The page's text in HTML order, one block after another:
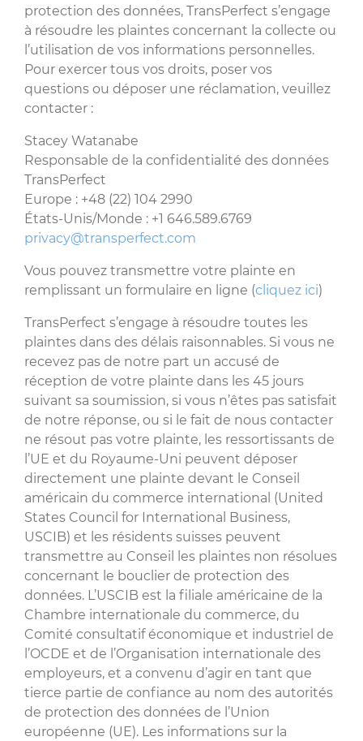
protection des données, TransPerfect s’engage
à résoudre les plaintes concernant la collecte ou
l’utilisation de vos informations personnelles.
Pour exercer tous vos droits, poser vos
questions ou déposer une réclamation, veuillez
contacter :
Stacey Watanabe
Responsable de la confidentialité des données
TransPerfect
Europe : +48 (22) 104 2990
États-Unis/Monde : +1 646.589.6769
privacy@transperfect.com
Vous pouvez transmettre votre plainte en
remplissant un formulaire en ligne (cliquez ici)
TransPerfect s’engage à résoudre toutes les
plaintes dans des délais raisonnables. Si vous ne
recevez pas de notre part un accusé de
réception de votre plainte dans les 45 jours
suivant sa soumission, si vous n’êtes pas satisfait
de notre réponse, ou si le fait de nous contacter
ne résout pas votre plainte, les ressortissants de
l’UE et du Royaume-Uni peuvent déposer
directement une plainte devant le Conseil
américain du commerce international (United
States Council for International Business,
USCIB) et les résidents suisses peuvent
transmettre au Conseil les plaintes non résolues
concernant le bouclier de protection des
données. L’USCIB est la filiale américaine de la
Chambre internationale du commerce, du
Comité consultatif économique et industriel de
l’OCDE et de l’Organisation internationale des
employeurs, et a convenu d’agir en tant que
tierce partie de confiance au nom des autorités
de protection des données de l’Union
européenne (UE). Les informations sur la